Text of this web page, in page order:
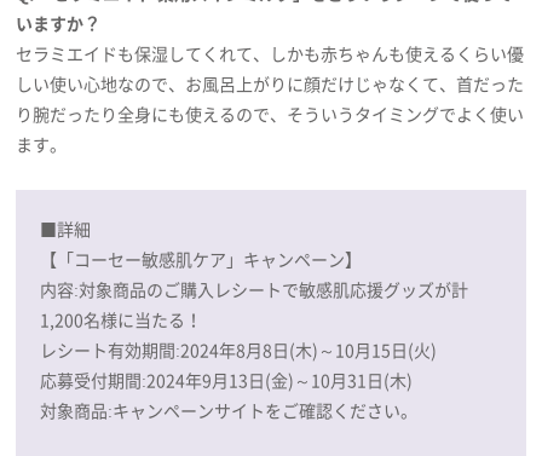
いますか？
セラミエイドも保湿してくれて、しかも赤ちゃんも使えるくらい優
しい使い心地なので、お風呂上がりに顔だけじゃなくて、首だった
り腕だったり全身にも使えるので、そういうタイミングでよく使い
ます。
■詳細
【「コーセー敏感肌ケア」キャンペーン】
内容:対象商品のご購入レシートで敏感肌応援グッズが計
1,200名様に当たる！
レシート有効期間:2024年8月8日(木)～10月15日(火)
応募受付期間:2024年9月13日(金)～10月31日(木)
対象商品:キャンペーンサイトをご確認ください。